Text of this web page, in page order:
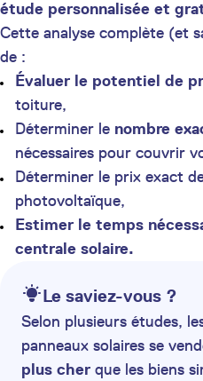
étude personnalisée et
Cette analyse complète (et
de :
Évaluer le potentiel de
toiture,
Déterminer le nombre
nécessaires pour couvrir
Déterminer le prix exact
photovoltaïque,
Estimer le temps
centrale solaire.
Le saviez-vous ?
Selon plusieurs études,
panneaux solaires se
plus cher que les biens